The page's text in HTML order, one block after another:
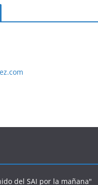
del SAI por la mañana"